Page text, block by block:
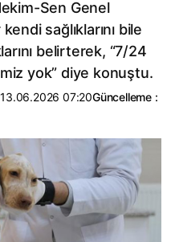
Sen Genel
sağlıklarını bile
belirterek, “7/24
yok” diye konuştu.
13.06.2026 07:20Güncelleme :